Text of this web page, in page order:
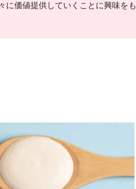
に価値提供していくことに興味をも